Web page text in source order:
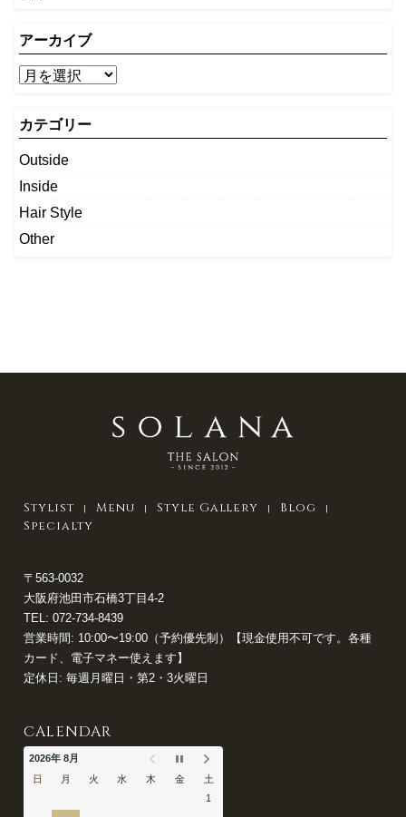
アーカイブ
カテゴリー
Outside
Inside
Hair Style
Other
Stylist Menu Style Gallery
Blog
Specialty
〒563-0032
大阪府池田市石橋3丁目4-2
TEL: 072-734-8439
営業時間: 10:00〜19:00（予約優先制）【現金使用不可です。各種
カード、電子マネー使えます】
定休日: 毎週月曜日・第2・3火曜日
CALENDAR
2026年 8月
日
月 火 水 木 金
土
1